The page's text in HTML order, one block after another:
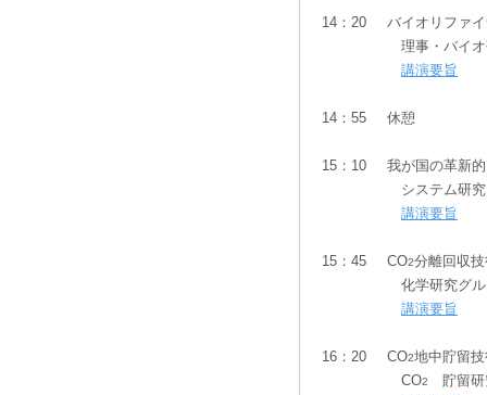
14：20
バイオリファ
理事・バイ
講演要旨
14：55 休憩
15：10
我が国の革新
システム研
講演要旨
15：45 CO2分離回収
化学研究グ
講演要旨
16：20 CO2地中貯留
CO2
貯留